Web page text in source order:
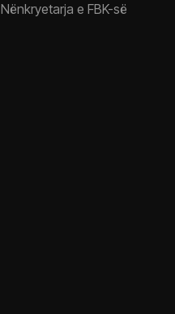
Nënkryetarja e FBK-së